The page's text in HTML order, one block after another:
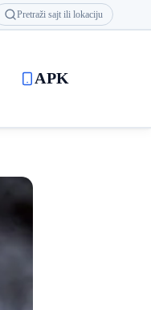
Pretraži sajt ili lokaciju
APK